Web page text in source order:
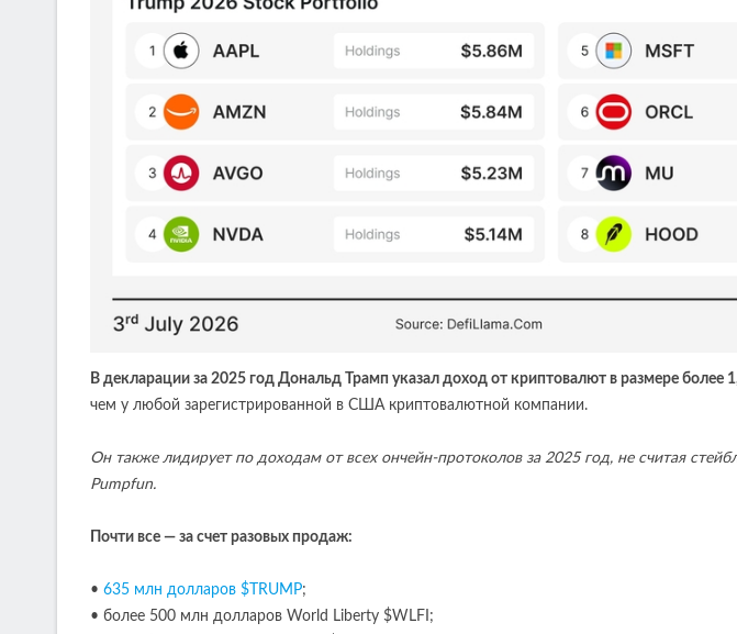
В декларации за 2025 год Дональд Трамп указал доход от криптовалют в размере более
чем у любой зарегистрированной в США криптовалютной компании.
Он также лидирует по доходам от всех ончейн-протоколов за 2025 год, не считая
Pumpfun.
Почти все — за счет разовых продаж:
• 635 млн долларов $TRUMP;
• более 500 млн долларов World Liberty $WLFI;